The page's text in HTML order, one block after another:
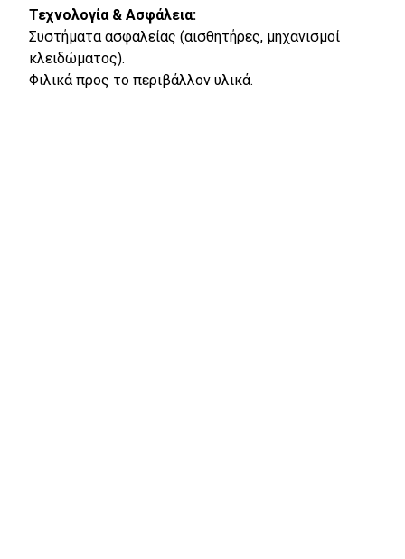
Τεχνολογία & Ασφάλεια:
Συστήματα ασφαλείας (αισθητήρες, μηχανισμοί
κλειδώματος).
Φιλικά προς το περιβάλλον υλικά.